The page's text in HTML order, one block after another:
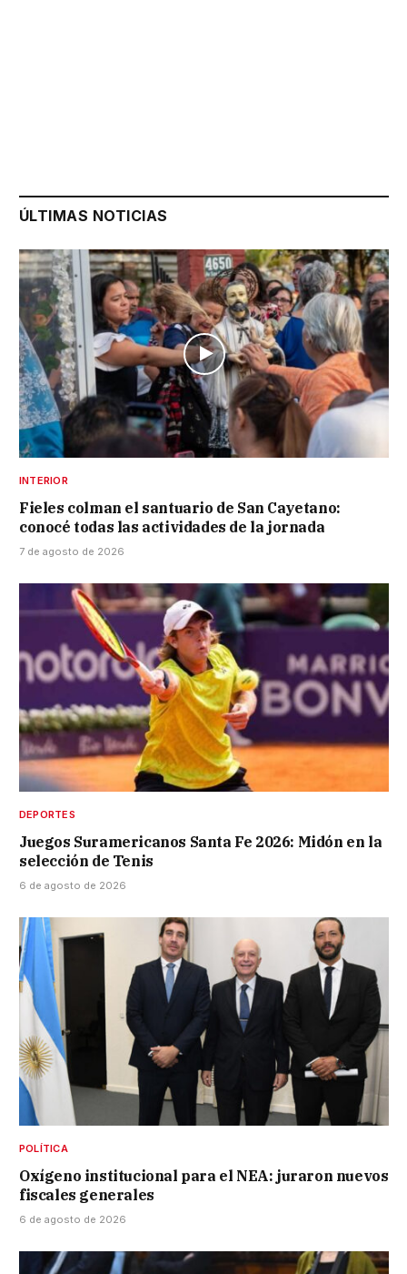
ÚLTIMAS NOTICIAS
INTERIOR
Fieles colman el santuario de San Cayetano:
conocé todas las actividades de la jornada
7 de agosto de 2026
DEPORTES
Juegos Suramericanos Santa Fe 2026: Midón en la
selección de Tenis
6 de agosto de 2026
POLÍTICA
Oxígeno institucional para el NEA: juraron nuevos
fiscales generales
6 de agosto de 2026